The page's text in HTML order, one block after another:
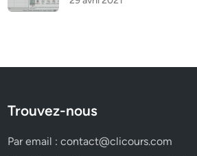
Trouvez-nous
Par email :contact@clicours.com